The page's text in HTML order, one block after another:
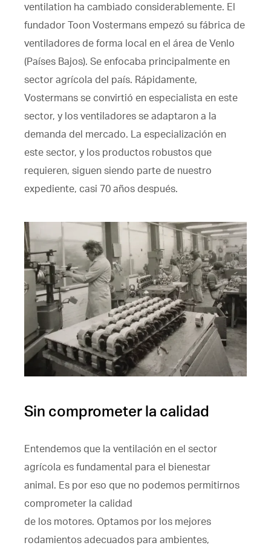
ventilation ha cambiado considerablemente. El
fundador Toon Vostermans empezó su fábrica de
ventiladores de forma local en el área de Venlo
(Países Bajos). Se enfocaba principalmente en
sector agrícola del país. Rápidamente,
Vostermans se convirtió en especialista en este
sector, y los ventiladores se adaptaron a la
demanda del mercado. La especialización en
este sector, y los productos robustos que
requieren, siguen siendo parte de nuestro
expediente, casi 70 años después.
Sin comprometer la calidad
Entendemos que la ventilación en el sector
agrícola es fundamental para el bienestar
animal. Es por eso que no podemos permitirnos
comprometer la calidad
de los motores. Optamos por los mejores
rodamientos adecuados para ambientes,